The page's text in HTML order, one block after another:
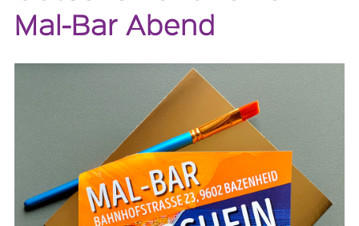
Mal-Bar Abend